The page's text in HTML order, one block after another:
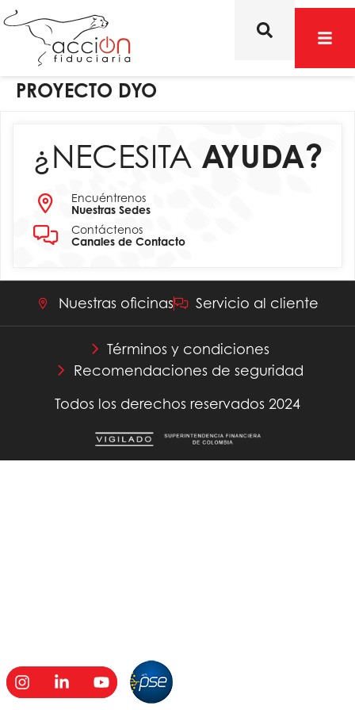
PROYECTO DYO
¿NECESITA AYUDA?
Encuéntrenos
Nuestras Sedes
Contáctenos
Canales de Contacto
Nuestras oficinas Servicio al cliente
Términos y condiciones
Recomendaciones de seguridad
Todos los derechos reservados 2024